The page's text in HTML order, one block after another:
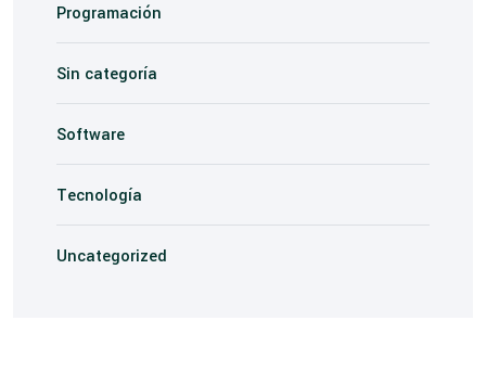
Programación
Sin categoría
Software
Tecnología
Uncategorized